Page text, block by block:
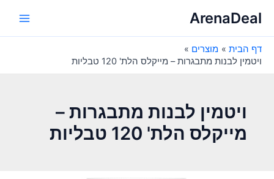
לתוכןArenaDeal
דף הבית
מוצרים
ויטמין לבנות מתבגרות – מייקלס הלת' 120 טבליות
ויטמין לבנות מתבגרות –
מייקלס הלת' 120 טבליות